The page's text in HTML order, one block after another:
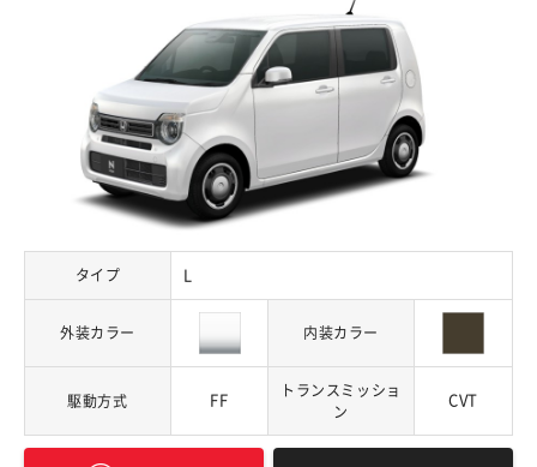
タイプ
外装カラー 内装カラー
駆動方式 FF
トランスミッショ
ン
CVT